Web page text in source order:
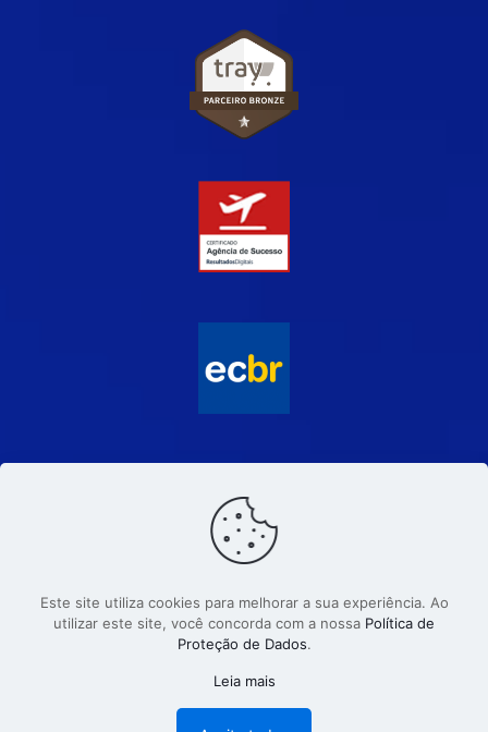
© 2026 | Eraldo Felix - Comunicação e Marketing. CNPJ
Criado com
por Eraldo Félix.
Este site utiliza cookies para melhorar a sua experiência. Ao
utilizar este site, você concorda com a nossa Política de
Proteção de Dados.
Leia mais